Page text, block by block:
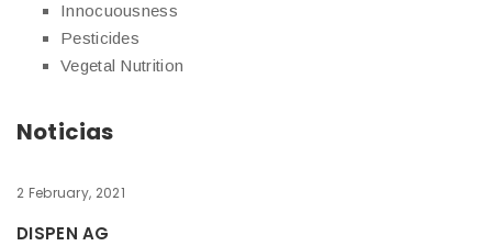
Innocuousness
Pesticides
Vegetal Nutrition
Noticias
2 February, 2021
DISPEN AG